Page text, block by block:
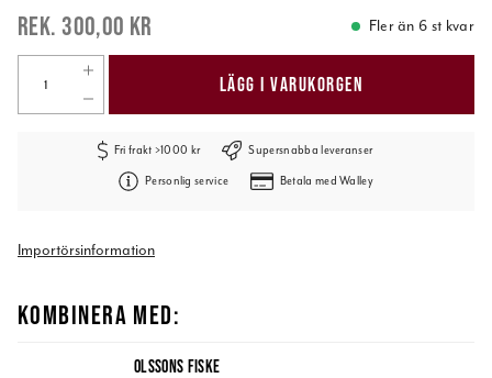
300,00 kr Fler än 6 st kvar
LÄGG I VARUKORGEN
Fri frakt >1000 kr Supersnabba leveranser
Personlig service Betala med Walley
Importörsinformation
KOMBINERA MED:
OLSSONS FISKE